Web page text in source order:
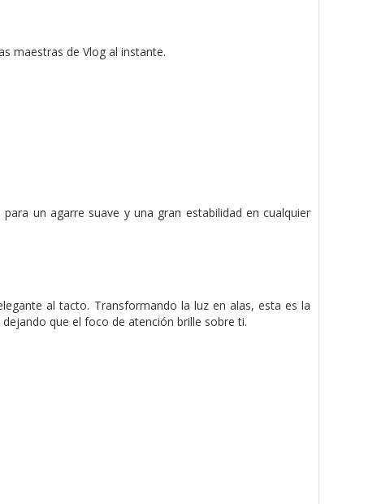
maestras de Vlog al instante.
un agarre suave y una gran estabilidad en cualquier
al tacto. Transformando la luz en alas, esta es la
que el foco de atención brille sobre ti.